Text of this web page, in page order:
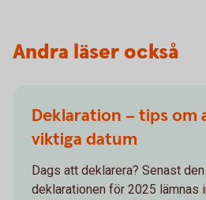
Andra läser också
Deklaration – tips om
viktiga datum
Dags att deklarera? Senast
deklarationen för 2025 lämnas